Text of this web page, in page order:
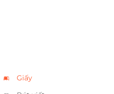
Giấy